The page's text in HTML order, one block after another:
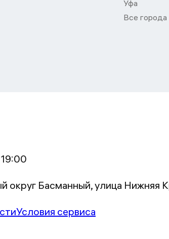
Уфа
Все города
округ Басманный, улица Нижняя
Условия сервиса